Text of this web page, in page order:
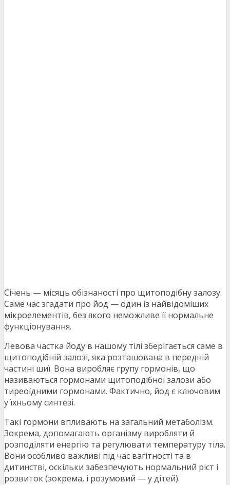
Січень — місяць обізнаності про щитоподібну залозу.
Саме час згадати про йод — один із найвідоміших
мікроелементів, без якого неможливе її нормальне
функціонування.
Левова частка йоду в нашому тілі зберігається саме в
щитоподібній залозі, яка розташована в передній
частині шиї. Вона виробляє групу гормонів, що
називаються гормонами щитоподібної залози або
тиреоїдними гормонами. Фактично, йод є ключовим
у їхньому синтезі.
Такі гормони впливають на загальний метаболізм.
Зокрема, допомагають організму виробляти й
розподіляти енергію та регулювати температуру тіла.
Вони особливо важливі під час вагітності та в
дитинстві, оскільки забезпечують нормальний ріст і
розвиток (зокрема, і розумовий — у дітей).